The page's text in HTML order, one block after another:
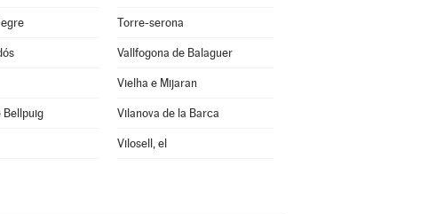
Torre-serona
Vallfogona de Balaguer
Vielha e Mijaran
Bellpuig Vilanova de la Barca
Vilosell, el